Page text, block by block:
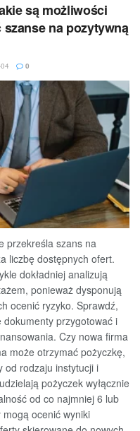
są możliwości
na pozytywną
0
przekreśla szans na
liczbę dostępnych ofert.
dokładniej analizują
ponieważ dysponują
ocenić ryzyko. Sprawdź,
przygotować i
Czy nowa firma
może otrzymać pożyczkę,
od rodzaju instytucji i
pożyczek wyłącznie
od co najmniej 6 lub
ocenić wyniki